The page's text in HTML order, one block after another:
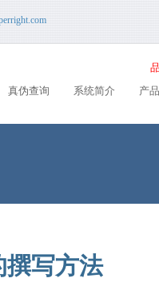
真伪查询 系统简介 产
撰写方法